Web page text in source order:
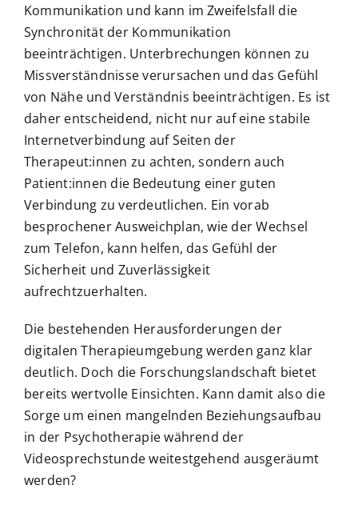
Kommunikation und kann im Zweifelsfall die
Synchronität der Kommunikation
beeinträchtigen. Unterbrechungen können zu
Missverständnisse verursachen und das Gefühl
von Nähe und Verständnis beeinträchtigen. Es ist
daher entscheidend, nicht nur auf eine stabile
Internetverbindung auf Seiten der
Therapeut:innen zu achten, sondern auch
Patient:innen die Bedeutung einer guten
Verbindung zu verdeutlichen. Ein vorab
besprochener Ausweichplan, wie der Wechsel
zum Telefon, kann helfen, das Gefühl der
Sicherheit und Zuverlässigkeit
aufrechtzuerhalten.
Die bestehenden Herausforderungen der
digitalen Therapieumgebung werden ganz klar
deutlich. Doch die Forschungslandschaft bietet
bereits wertvolle Einsichten. Kann damit also die
Sorge um einen mangelnden Beziehungsaufbau
in der Psychotherapie während der
Videosprechstunde weitestgehend ausgeräumt
werden?